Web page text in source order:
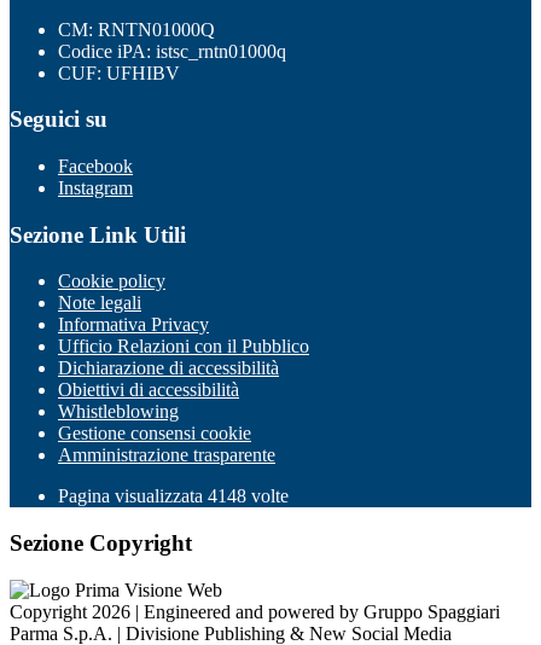
CM: RNTN01000Q
Codice iPA: istsc_rntn01000q
CUF: UFHIBV
Seguici su
Facebook
Instagram
Sezione Link Utili
Cookie policy
Note legali
Informativa Privacy
Ufficio Relazioni con il Pubblico
Dichiarazione di accessibilità
Obiettivi di accessibilità
Whistleblowing
Gestione consensi cookie
Amministrazione trasparente
Pagina visualizzata 4148 volte
Sezione Copyright
Copyright 2026 | Engineered and powered by Gruppo Spaggiari
Parma S.p.A. | Divisione Publishing & New Social Media